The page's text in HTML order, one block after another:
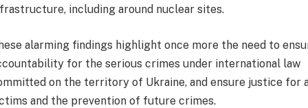
including around nuclear sites.
alarming findings highlight once more the need to
for the serious crimes under international law
on the territory of Ukraine, and ensure justice for
and the prevention of future crimes.